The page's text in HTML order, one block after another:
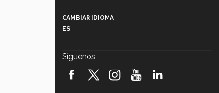
robótica FIRST 2026! (video)
CAMBIAR IDIOMA
ES
Síguenos